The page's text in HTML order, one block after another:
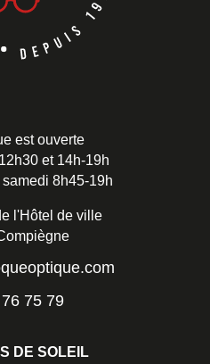
est ouverte
et 14h-19h
8h45-19h
l'Hôtel de ville
75 79
DE SOLEIL